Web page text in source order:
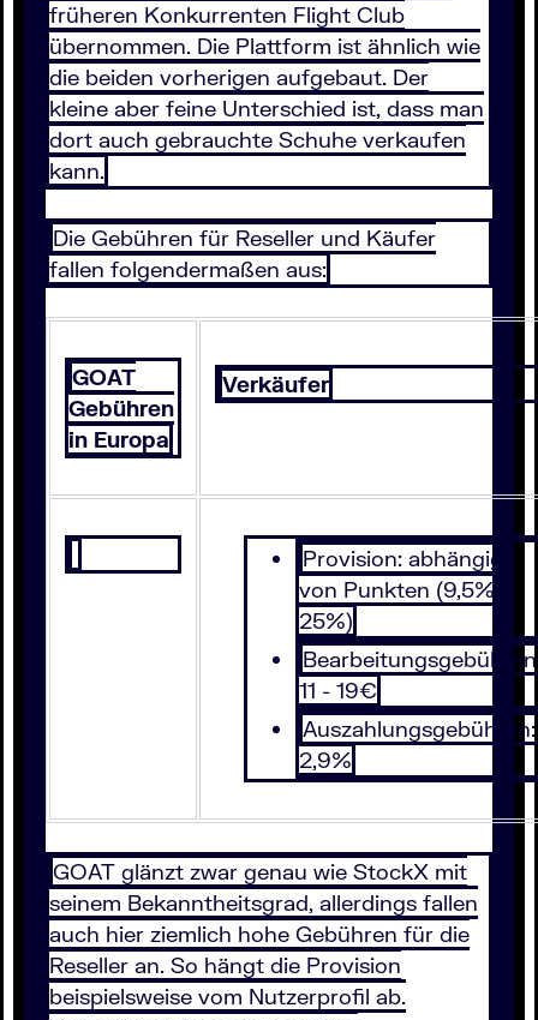
früheren Konkurrenten Flight Club
übernommen. Die Plattform ist ähnlich wie
die beiden vorherigen aufgebaut. Der
kleine aber feine Unterschied ist, dass man
dort auch gebrauchte Schuhe verkaufen
kann.
Die Gebühren für Reseller und Käufer
fallen folgendermaßen aus:
GOAT
Gebühren
in Europa
Verkäufer
Provision: abhängig
von Punkten (9,5% -
25%)
11 - 19€
Auszahlungsgebühren:
2,9%
GOAT glänzt zwar genau wie StockX mit
seinem Bekanntheitsgrad, allerdings fallen
auch hier ziemlich hohe Gebühren für die
Reseller an. So hängt die Provision
beispielsweise vom Nutzerprofil ab.